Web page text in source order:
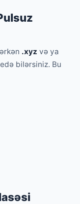
.xyz və ya
bilərsiniz. Bu